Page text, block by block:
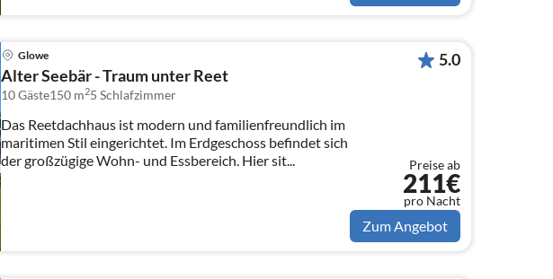
Glowe
Alter Seebär - Traum unter Reet
10 Gäste150 m25Schlafzimmer
Das Reetdachhaus ist modern und familienfreundlich im
maritimen Stil eingerichtet. Im Erdgeschoss befindet sich
der großzügige Wohn- und Essbereich. Hier sit...
5.0
Preise ab
211€
pro Nacht
Zum Angebot